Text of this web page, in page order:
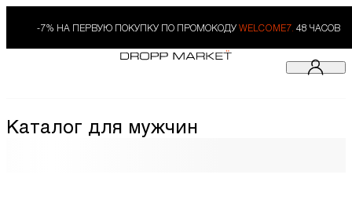
-7% НА ПЕРВУЮ ПОКУПКУ ПО ПРОМОКОДУ WELCOME7. 48 ЧАСОВ
Каталог для мужчин